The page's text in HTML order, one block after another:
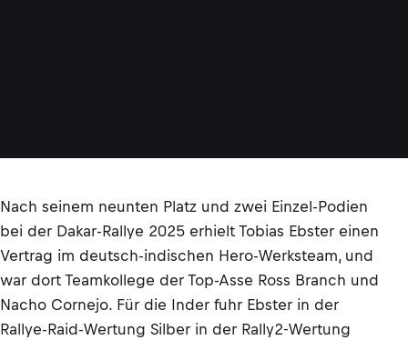
Nach seinem neunten Platz und zwei Einzel-Podien
bei der Dakar-Rallye 2025 erhielt Tobias Ebster einen
Vertrag im deutsch-indischen Hero-Werksteam, und
war dort Teamkollege der Top-Asse Ross Branch und
Nacho Cornejo. Für die Inder fuhr Ebster in der
Rallye-Raid-Wertung Silber in der Rally2-Wertung